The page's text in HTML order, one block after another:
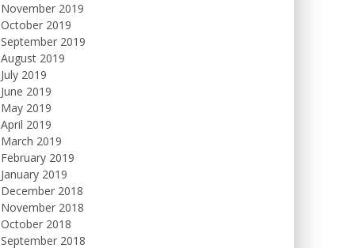
November 2019
October 2019
September 2019
August 2019
July 2019
June 2019
May 2019
April 2019
March 2019
February 2019
January 2019
December 2018
November 2018
October 2018
September 2018